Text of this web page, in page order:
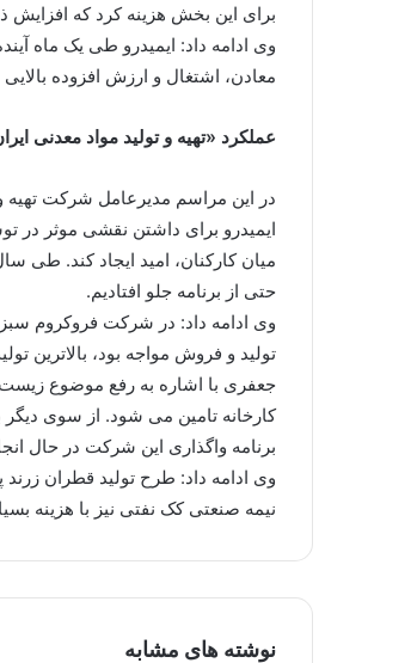
برای این بخش هزینه کرد که افزایش ذخایر ۳۵۰ میلیون تنی سنگ آهن، ۴۰۰ میلیون تنی زغال سنگ و ۹۰ تنی طلا (در معدن کوه دُم) را
وی ادامه داد: ایمیدرو طی یک ماه
معادن، اشتغال و ارزش افزوده
عملکرد «تهیه و تولید مواد معدنی
ایمیدرو برای داشتن نقشی موثر
حتی از برنامه جلو افتادیم.
تولید و فروش مواجه بود، بالاترین
کارخانه تامین می شود. از سوی
برنامه واگذاری این شرکت در حال
وی ادامه داد: طرح تولید قطران
نیمه صنعتی کک نفتی نیز با هزینه
نوشته های مشابه